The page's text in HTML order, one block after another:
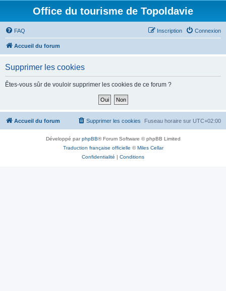
Office du tourisme de Topoldavie
FAQ Connexion
Inscription
Accueil du forum
Supprimer les cookies
Êtes-vous sûr de vouloir supprimer les cookies de ce forum ?
Accueil du forum Fuseau horaire sur UTC+02:00
Supprimer les cookies
Développé parphpBB® Forum Software © phpBB Limited
Traduction française officielle ©Miles Cellar
Confidentialité | Conditions